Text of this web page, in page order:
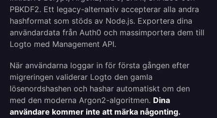
PBKDF2. Ett legacy-alternativ accepterar alla andra
hashformat som stöds av Node.js. Exportera dina
användardata från Auth0 och massimportera dem till
Logto med Management API.
När användarna loggar in för första gången efter
migreringen validerar Logto den gamla
lösenordshashen och hashar automatiskt om den
med den moderna Argon2-algoritmen. Dina
användare kommer inte att märka någonting.